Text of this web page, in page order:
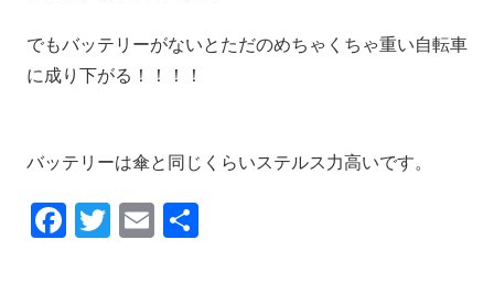
でもバッテリーがないとただのめちゃくちゃ重い自転車
に成り下がる！！！！
バッテリーは傘と同じくらいステルス力高いです。
F
T
E